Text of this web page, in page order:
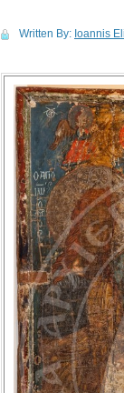
Written By: Ioannis